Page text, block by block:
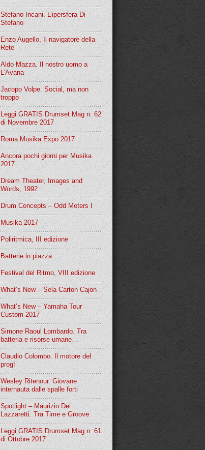
Stefano Incani. L’ipersfera Di
Stefano
Enzo Augello, Il navigatore della
Rete
Aldo Mazza. Il nostro uomo a
L’Avana
Jacopo Volpe. Social, ma non
troppo
Leggi GRATIS Drumset Mag n. 62
di Novembre 2017
Roma Musika Expo 2017
Ancora pochi giorni per Musika
2017
Dream Theater, Images and
Words, 1992
Drum Concepts – Odd Meters I
Musika 2017
Poliritmica, III edizione
Batterie in piazza
Festival del Ritmo, VIII edizione
What’s New – Sela Carton Cajon
What’s New – Yamaha Tour
Custom 2017
Simone Raoul Lombardo. Tra
batteria e risorse umane…
Claudio Colombo. Il motore del
prog!
Wesley Ritenour. Giovane
internauta dalle spalle forti
Spotlight – Maurizio Dei
Lazzaretti. Tra Time e Groove
Leggi GRATIS Drumset Mag n. 61
di Ottobre 2017